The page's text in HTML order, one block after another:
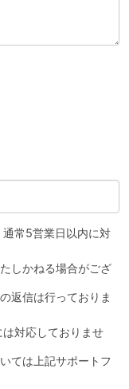
常5営業日以内に対
しかねる場合がござ
返信は行っておりま
対応しておりませ
ては上記サポートフ